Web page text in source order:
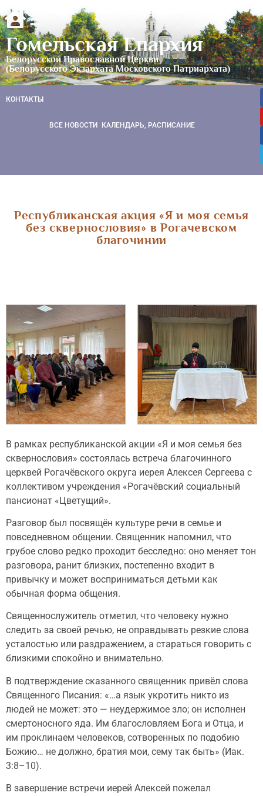
Гомельская Епархия
Белорусской Православной Церкви
(Белорусского Экзархата Московского Патриархата)
КОНТАКТЫ
ВСЕ НОВОСТИ КАЛЕНДАРЬ, РАСПИСАНИЕ
Республиканская акция «Я и моя семья
без сквернословия» в Рогачевском
благочинии
В рамках республиканской акции «Я и моя семья без
сквернословия» состоялась встреча благочинного
церквей Рогачёвского округа иерея Алексея Сергеева с
коллективом учреждения «Рогачёвский социальный
пансионат «Цветущий».
Разговор был посвящён культуре речи в семье и
повседневном общении. Священник напомнил, что
грубое слово редко проходит бесследно: оно меняет тон
разговора, ранит близких, постепенно входит в
привычку и может восприниматься детьми как
обычная форма общения.
Священнослужитель отметил, что человеку нужно
следить за своей речью, не оправдывать резкие слова
усталостью или раздражением, а стараться говорить с
близкими спокойно и внимательно.
В подтверждение сказанного священник привёл слова
Священного Писания: «…а язык укротить никто из
людей не может: это — неудержимое зло; он исполнен
смертоносного яда. Им благословляем Бога и Отца, и
им проклинаем человеков, сотворенных по подобию
Божию… не должно, братия мои, сему так быть» (Иак.
3:8–10).
В завершение встречи иерей Алексей пожелал